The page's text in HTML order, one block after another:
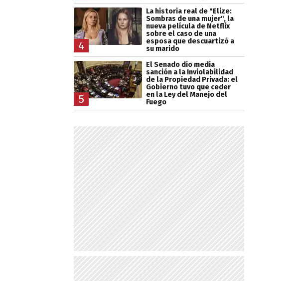
4
La historia real de "Elize:
Sombras de una mujer", la
nueva película de Netflix
sobre el caso de una
esposa que descuartizó a
su marido
5
El Senado dio media
sanción a la Inviolabilidad
de la Propiedad Privada: el
Gobierno tuvo que ceder
en la Ley del Manejo del
Fuego